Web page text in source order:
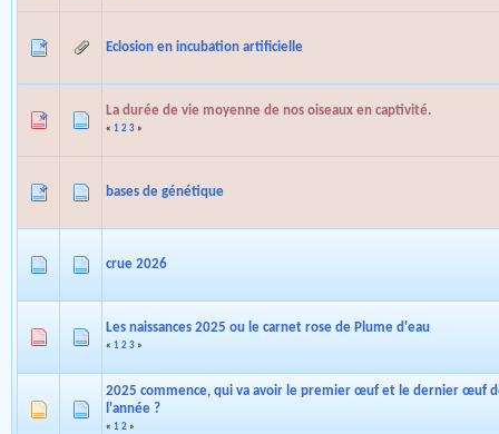
Eclosion en incubation artificielle
La durée de vie moyenne de nos oiseaux en captivité.
« 1 2 3 »
bases de génétique
crue 2026
Les naissances 2025 ou le carnet rose de Plume d'eau
« 1 2 3 »
2025 commence, qui va avoir le premier œuf et le dernier œuf
l'année ?
« 1 2 »